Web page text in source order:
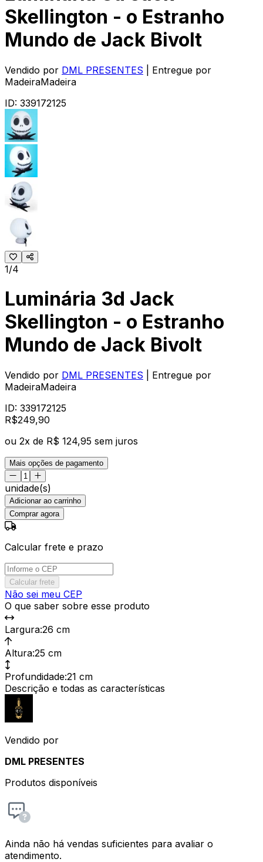
Skellington - o Estranho
Mundo de Jack Bivolt
Vendido por DML PRESENTES
| Entregue por
MadeiraMadeira
ID: 339172125
1/4
Luminária 3d Jack
Skellington - o Estranho
Mundo de Jack Bivolt
Vendido por DML PRESENTES
| Entregue por
MadeiraMadeira
ID: 339172125
R$249,90
ou 2x de R$ 124,95 sem juros
Mais opções de pagamento
unidade(s)
Adicionar ao carrinho
Comprar agora
Calcular frete e prazo
Calcular frete
Não sei meu CEP
O que saber sobre esse produto
Largura:26 cm
Altura:25 cm
Profundidade:21 cm
Descrição e todas as características
Vendido por
DML PRESENTES
Produtos disponíveis
Ainda não há vendas suficientes para avaliar o
atendimento.